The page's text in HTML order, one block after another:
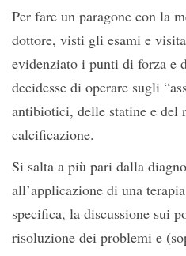
Per fare un paragone con la
dottore, visti gli esami e
evidenziato i punti di forza e
decidesse di operare sugli
antibiotici, delle statine e del
calcificazione.
Si salta a più pari dalla
all’applicazione di una
specifica, la discussione sui
risoluzione dei problemi e